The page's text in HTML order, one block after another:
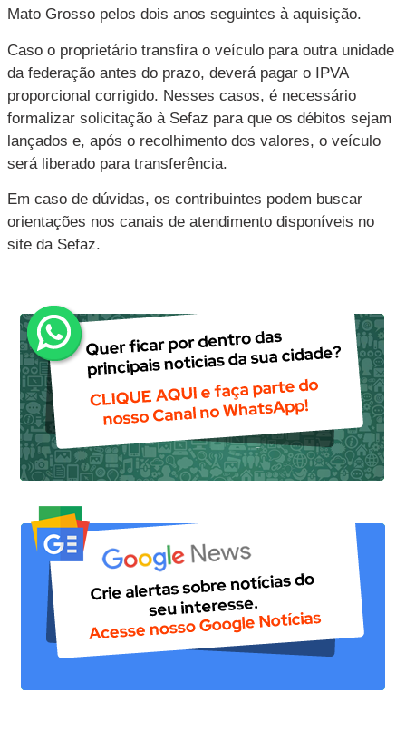
Mato Grosso pelos dois anos seguintes à aquisição.
Caso o proprietário transfira o veículo para outra unidade
da federação antes do prazo, deverá pagar o IPVA
proporcional corrigido. Nesses casos, é necessário
formalizar solicitação à Sefaz para que os débitos sejam
lançados e, após o recolhimento dos valores, o veículo
será liberado para transferência.
Em caso de dúvidas, os contribuintes podem buscar
orientações nos canais de atendimento disponíveis no
site da Sefaz.